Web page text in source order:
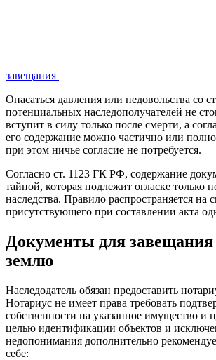
завещания
Опасаться давления или недовольства со
потенциальных наследополучателей не
вступит в силу только после смерти, а
его содержание можно частично или
при этом ничье согласие не потребуется.
Согласно ст. 1123 ГК РФ, содержание
тайной, которая подлежит огласке только
наследства. Правило распространяется на
присутствующего при составлении акта
Документы для
землю
Наследодатель обязан предоставить
Нотариус не имеет права требовать
собственности на указанное имущество и
целью идентификации объектов и
недопонимания дополнительно
себе: